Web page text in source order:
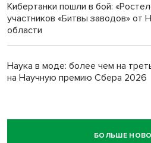
Кибертанки пошли в бой:
участников «Битвы заводов» от
области
Наука в моде: более чем на
на Научную премию Сбера 2026
БОЛЬШЕ